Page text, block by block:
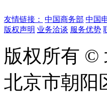
友情链接： 中国商务部 中国
版权声明 业务洽谈 服务优势
版权所有 ©
北京市朝阳